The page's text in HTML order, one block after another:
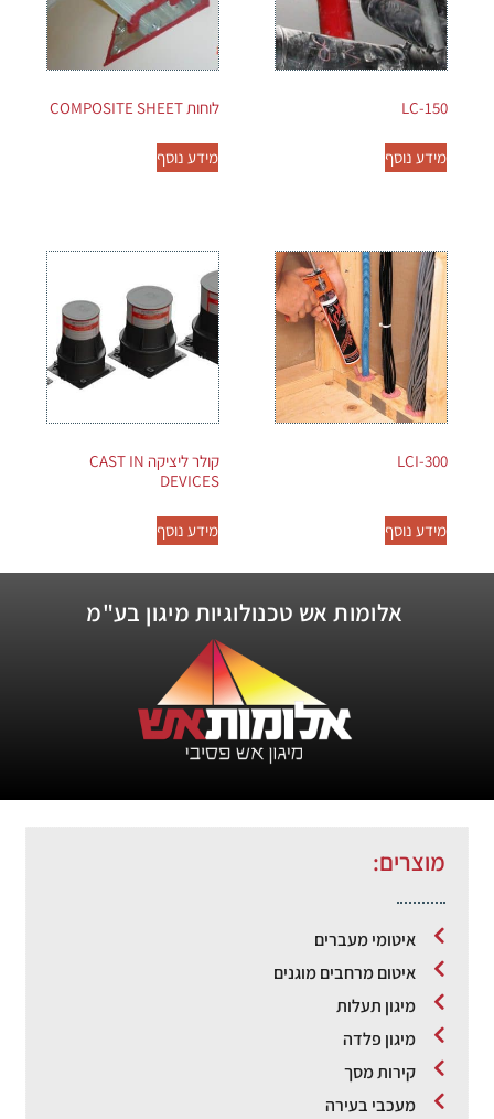
LC-150
מידע נוסף
לוחות COMPOSITE SHEET
מידע נוסף
LCI-300
מידע נוסף
קולר ליציקה CAST IN
DEVICES
מידע נוסף
אלומות אש טכנולוגיות מיגון בע"מ
מוצרים:
איטומי מעברים
איטום מרחבים מוגנים
מיגון תעלות
מיגון פלדה
קירות מסך
מעכבי בעירה